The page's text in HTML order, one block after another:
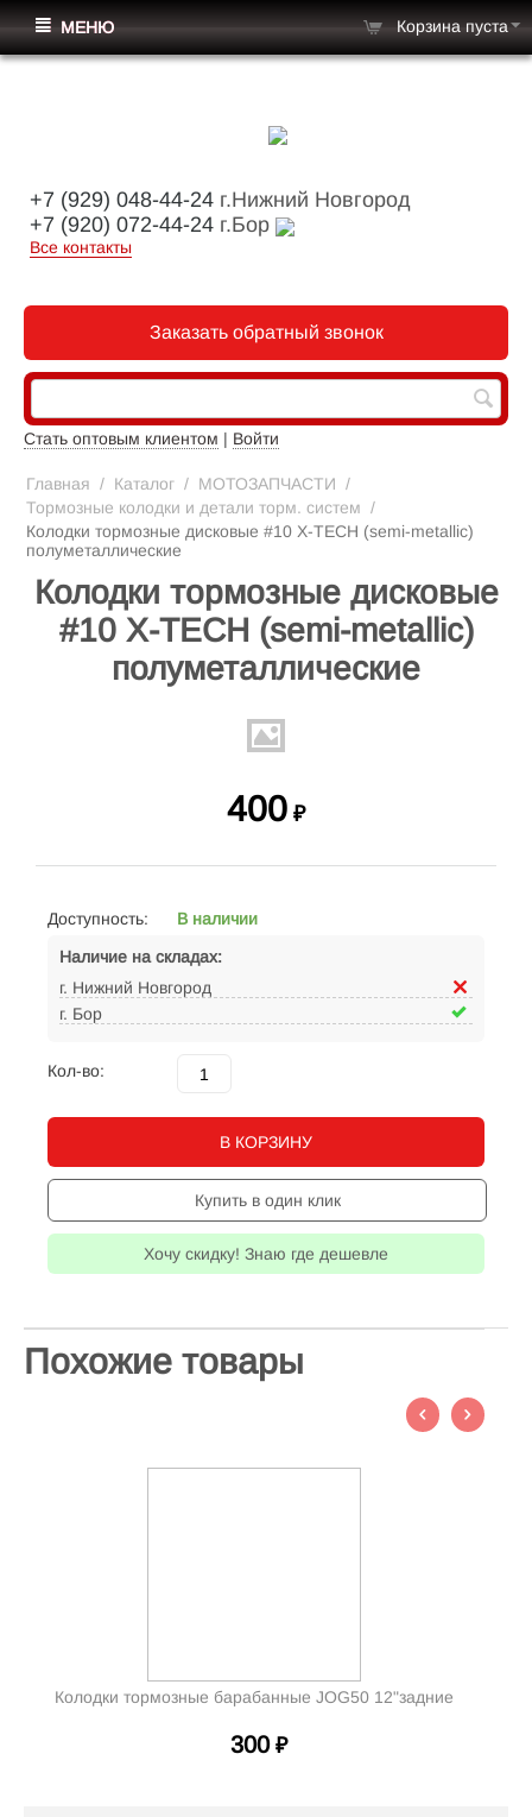
+7 (929) 048-44-24 г.Нижний Новгород
+7 (920) 072-44-24 г.Бор
Все контакты
Заказать обратный звонок
Стать оптовым клиентом | Войти
МЕНЮ Корзина пуста
Главная / Каталог / МОТОЗАПЧАСТИ /
Тормозные колодки и детали торм. систем /
Колодки тормозные дисковые #10 X-TECH (semi-metallic)
полуметаллические
Колодки тормозные дисковые
#10 X-TECH (semi-metallic)
полуметаллические
400 ₽
Доступность:
В наличии
Наличие на складах:
г. Нижний Новгород
г. Бор
Кол-во:
В КОРЗИНУ
Купить в один клик
Хочу скидку! Знаю где дешевле
Похожие товары
Колодки тормозные барабанные JOG50 12"задние
300 ₽